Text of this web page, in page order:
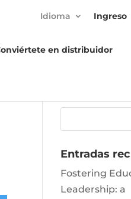
Idioma Ingreso
en distribuidor
Entradas
Fostering
Leadership: a